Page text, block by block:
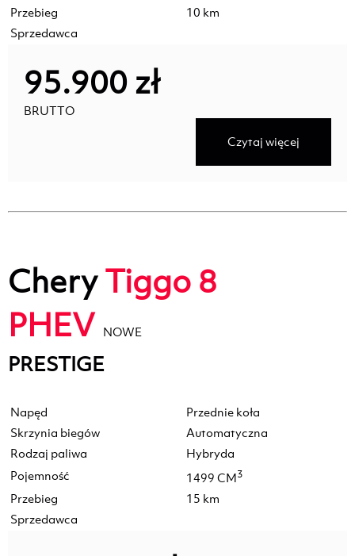
Przebieg
10 km
Sprzedawca
95.900 zł
BRUTTO
Czytaj więcej
CheryTiggo 8
PHEV NOWE
PRESTIGE
Napęd
Przednie koła
Skrzynia biegów
Automatyczna
Rodzaj paliwa
Hybryda
Pojemność
1499 CM3
Przebieg
15 km
Sprzedawca